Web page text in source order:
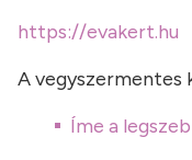
https://evakert.hu
A vegyszermentes
Íme a